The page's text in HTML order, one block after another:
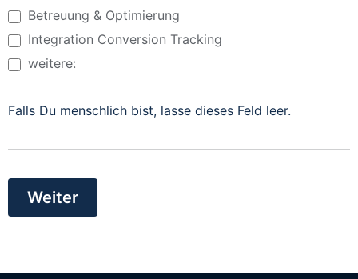
Betreuung & Optimierung
Integration Conversion Tracking
weitere:
Falls Du menschlich bist, lasse dieses Feld leer.
Weiter